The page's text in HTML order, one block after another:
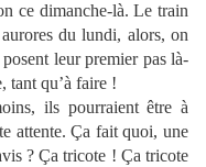
ce dimanche-là. Le train
du lundi, alors, on
leur premier pas là-
tant qu’à faire !
ils pourraient être à
attente. Ça fait quoi, une
? Ça tricote ! Ça tricote